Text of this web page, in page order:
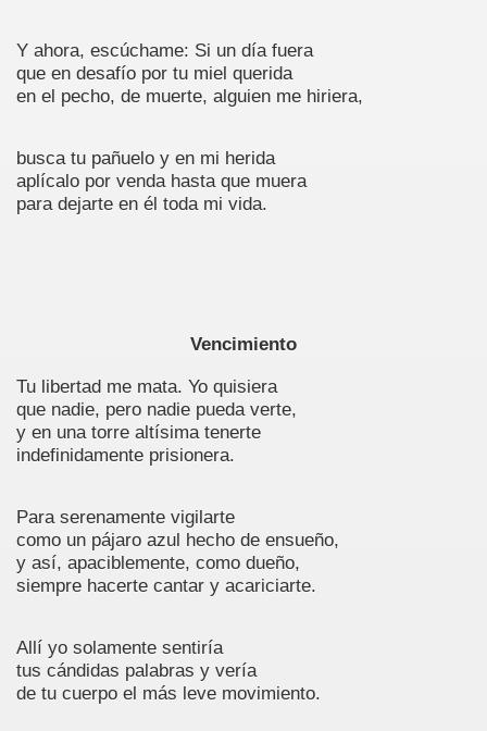
Y ahora, escúchame: Si un día fuera
que en desafío por tu miel querida
en el pecho, de muerte, alguien me hiriera,
busca tu pañuelo y en mi herida
aplícalo por venda hasta que muera
para dejarte en él toda mi vida.
Vencimiento
Tu libertad me mata. Yo quisiera
que nadie, pero nadie pueda verte,
y en una torre altísima tenerte
indefinidamente prisionera.
Para serenamente vigilarte
como un pájaro azul hecho de ensueño,
y así, apaciblemente, como dueño,
siempre hacerte cantar y acariciarte.
Allí yo solamente sentiría
tus cándidas palabras y vería
de tu cuerpo el más leve movimiento.